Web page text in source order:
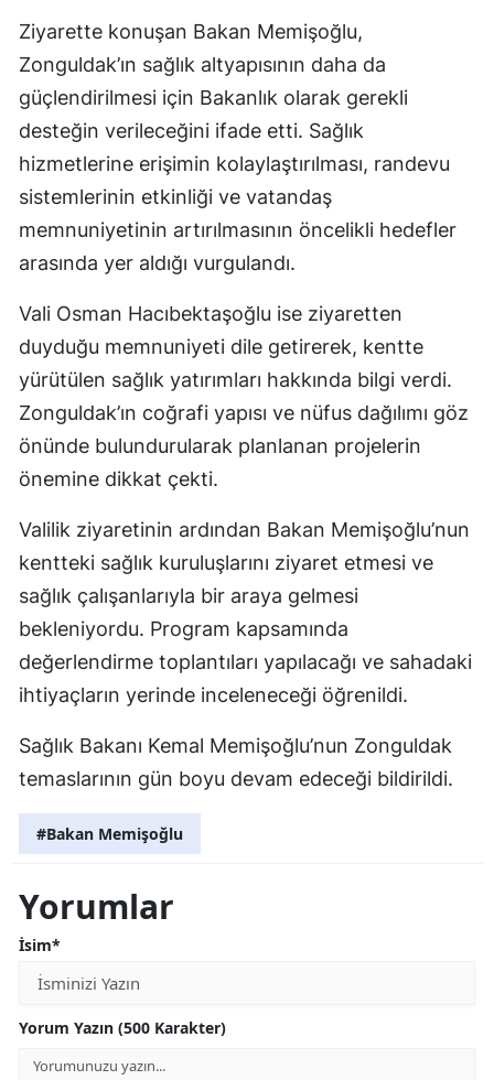
Ziyarette konuşan Bakan Memişoğlu,
Zonguldak’ın sağlık altyapısının daha da
güçlendirilmesi için Bakanlık olarak gerekli
desteğin verileceğini ifade etti. Sağlık
hizmetlerine erişimin kolaylaştırılması, randevu
sistemlerinin etkinliği ve vatandaş
memnuniyetinin artırılmasının öncelikli hedefler
arasında yer aldığı vurgulandı.
Vali Osman Hacıbektaşoğlu ise ziyaretten
duyduğu memnuniyeti dile getirerek, kentte
yürütülen sağlık yatırımları hakkında bilgi verdi.
Zonguldak’ın coğrafi yapısı ve nüfus dağılımı göz
önünde bulundurularak planlanan projelerin
önemine dikkat çekti.
Valilik ziyaretinin ardından Bakan Memişoğlu’nun
kentteki sağlık kuruluşlarını ziyaret etmesi ve
sağlık çalışanlarıyla bir araya gelmesi
bekleniyordu. Program kapsamında
değerlendirme toplantıları yapılacağı ve sahadaki
ihtiyaçların yerinde inceleneceği öğrenildi.
Sağlık Bakanı Kemal Memişoğlu’nun Zonguldak
temaslarının gün boyu devam edeceği bildirildi.
#Bakan Memişoğlu
Yorumlar
İsim*
Yorum Yazın (500 Karakter)